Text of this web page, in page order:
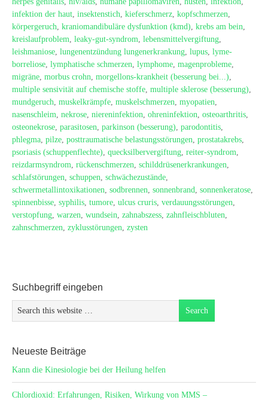
infektion der haut, insektenstich, kieferschmerz, kopfschmerzen,
körpergeruch, kraniomandibuläre dysfunktion (kmd), krebs am bein,
kreislaufproblem, leaky-gut-syndrom, lebensmittelvergiftung,
leishmaniose, lungenentzündung lungenerkrankung, lupus, lyme-
borreliose, lymphatische schmerzen, lymphome, magenprobleme,
migräne, morbus crohn, morgellons-krankheit (besserung bei...),
multiple sensivität auf chemische stoffe, multiple sklerose (besserung),
mundgeruch, muskelkrämpfe, muskelschmerzen, myopatien,
nasenschleim, nekrose, niereninfektion, ohreninfektion, osteoarthritis,
osteonekrose, parasitosen, parkinson (besserung), parodontitis,
phlegma, pilze, posttraumatische belastungsstörungen, prostatakrebs,
psoriasis (schuppenflechte), quecksilbervergiftung, reiter-syndrom,
reizdarmsyndrom, rückenschmerzen, schilddrüsenerkrankungen,
schlafstörungen, schuppen, schwächezustände,
schwermetallintoxikationen, sodbrennen, sonnenbrand, sonnenkeratose,
spinnenbisse, syphilis, tumore, ulcus cruris, verdauungsstörungen,
verstopfung, warzen, wundsein, zahnabszess, zahnfleischbluten,
zahnschmerzen, zyklusstörungen, zysten
Suchbegriff eingeben
Neueste Beiträge
Kann die Kinesiologie bei der Heilung helfen
Chlordioxid: Erfahrungen, Risiken, Wirkung von MMS –